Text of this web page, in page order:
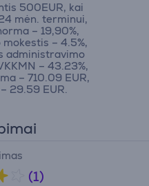
500EUR, kai
mėn. terminui,
– 19,90%,
– 4.5%,
administravimo
– 43.23%,
– 710.09 EUR,
29.59 EUR.
(1)